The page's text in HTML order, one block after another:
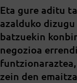
Eta gure aditu
azalduko
batzuekin
negozioa
zein den